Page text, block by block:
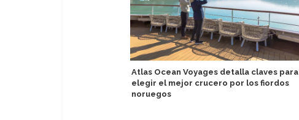
Atlas Ocean Voyages detalla claves para
elegir el mejor crucero por los fiordos
noruegos